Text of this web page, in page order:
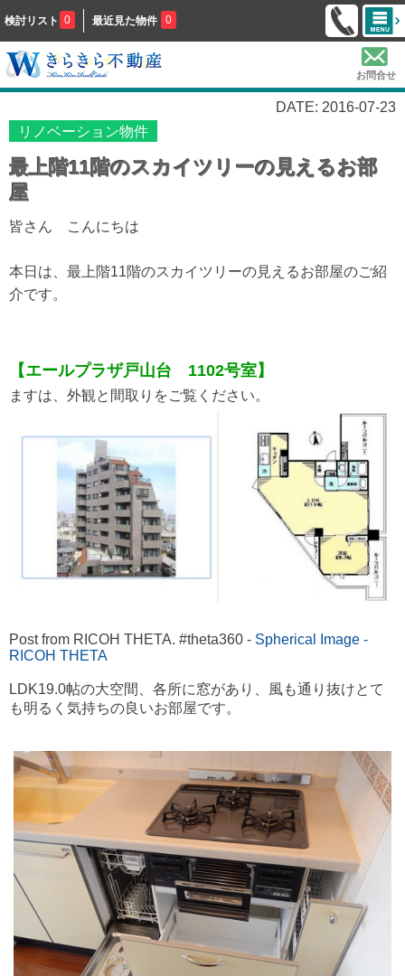
検討リスト 0 最近見た物件 0
お問合せ
DATE: 2016-07-23
リノベーション物件
最上階11階のスカイツリーの見えるお部
屋
皆さん こんにちは
本日は、最上階11階のスカイツリーの見えるお部屋のご紹
介です。
【エールプラザ戸山台 1102号室】
ますは、外観と間取りをご覧ください。
Post from RICOH THETA. #theta360 - Spherical Image -
RICOH THETA
LDK19.0帖の大空間、各所に窓があり、風も通り抜けとて
も明るく気持ちの良いお部屋です。